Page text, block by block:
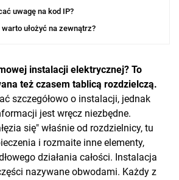
uwagę na kod IP?
ułożyć na zewnątrz?
instalacji elektrycznej? To
też czasem tablicą rozdzielczą.
szczegółowo o instalacji, jednak
jest wręcz niezbędne.
się" właśnie od rozdzielnicy, tu
i rozmaite inne elementy,
działania całości. Instalacja
nazywane obwodami. Każdy z